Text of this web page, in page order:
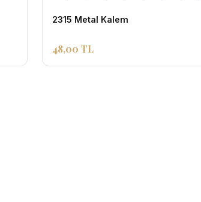
2315 Metal Kalem
48,00 TL